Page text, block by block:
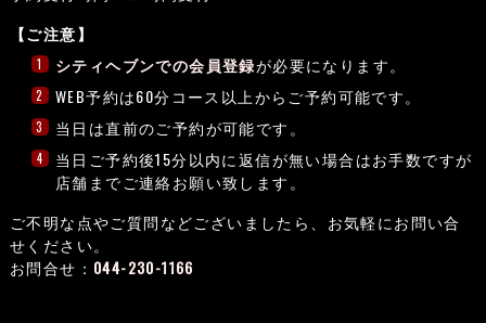
【ご注意】
1 シティヘブンでの会員登録が必要になります。
2 WEB予約は60分コース以上からご予約可能です。
3 当日は直前のご予約が可能です。
4
当日ご予約後15分以内に返信が無い場合はお手数ですが
店舗までご連絡お願い致します。
ご不明な点やご質問などございましたら、お気軽にお問い合
せください。
お問合せ： 044-230-1166